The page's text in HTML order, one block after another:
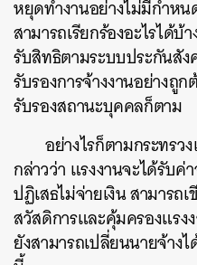
หยุดทำงานอย่างไม่มีกำหน
สามารถเรียกร้องอะไรได้บ้
รับสิทธิตามระบบประกันสั
รับรองการจ้างงานอย่างถู
รับรองสถานะบุคคลก็ตาม
อย่างไรก็ตามกระทร
กล่าวว่า แรงงานจะได้รับ
ปฏิเสธไม่จ่ายเงิน สามารถ
สวัสดิการและคุ้มครองแรง
ยังสามารถเปลี่ยนนายจ้าง
ค้นหา
SHARE